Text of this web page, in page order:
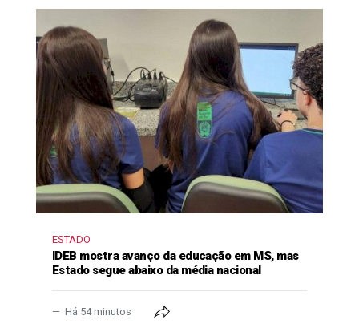
ESTADO
IDEB mostra avanço da educação em MS, mas
Estado segue abaixo da média nacional
Há 54 minutos